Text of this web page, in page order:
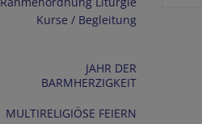
Kurse / Begleitung
JAHR DER
BARMHERZIGKEIT
MULTIRELIGIÖSE FEIERN